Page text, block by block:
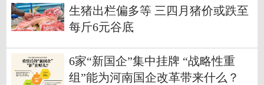
生猪出栏偏多等 三四月猪价或跌至
每斤6元谷底
6家“新国企”集中挂牌 “战略性重
组”能为河南国企改革带来什么？